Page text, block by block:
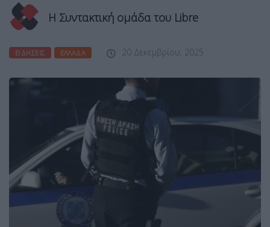
Η Συντακτική ομάδα του Libre
ΕΙΔΉΣΕΙΣ ΕΛΛΆΔΑ 20 Δεκεμβρίου, 2025